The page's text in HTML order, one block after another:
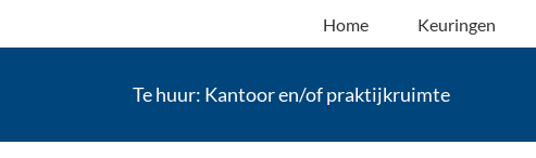
Home Keuringen
Te huur: Kantoor en/of praktijkruimte